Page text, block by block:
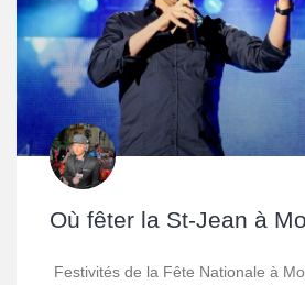
Où fêter la St-Jean à
Festivités de la Fête Nationale à